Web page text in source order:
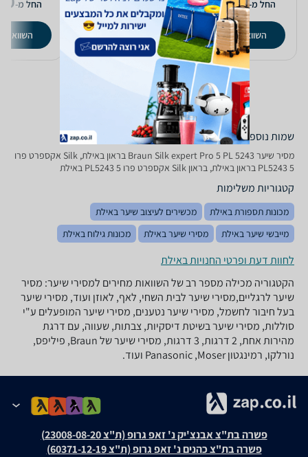
החל מ- ₪
השוואת מחירים
החל מ- ₪
השוואת מחירים
החל מ-
השוואת
שמות נוספים לדגם
מסיר שיער Braun Silk expert Pro 5 PL 5243 בראון באילת, Silk אקספרט פרו
5 PL5243 בראון באילת, בראון Silk אקספרט פרו 5 PL5243 באילת
קטגוריות משלימות
מכונות תספורת באילת
מכשירים לעיצוב שיער באילת
מייבשי שיער באילת
מסירי שיער באילת מכונות גילוח באילת
לחוות דעת ופרטי החנויות באילת
הקטגוריה מכילה מספר רב של השוואות מחירים למסירי שיער: מסיר
שיער לרגליים,מסירי שיער לבית השחי, לאף, לאוזן ועוד, מסירי שיער
בעל חיבור לחשמל, מסירי שיער נטענים, מסירי שיער המופעלים ע"י
סוללות, מסירי שיער בשיטת דיסקיות, צבתות, שעווה, עם דרגת
מהירות אחת, 2 דרגות, 3 דרגות, מסירי שיער של Braun, פיליפס,
נורלקו, רמינגטון Panasonic ,Moser ועוד.
פשרה בת"צ אבנצ'יק נ' זאפ גרופ (ת"צ 23008-08-20)
פשרה בת"צ כהנים נ' זאפ גרופ (ת"צ 60371-12-19)